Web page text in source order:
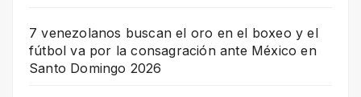
7 venezolanos buscan el oro en el boxeo y el
fútbol va por la consagración ante México en
Santo Domingo 2026